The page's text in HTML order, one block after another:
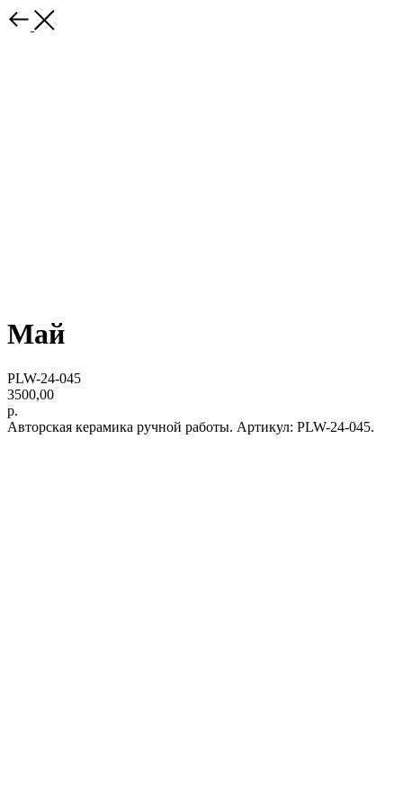
Май
PLW-24-045
3500,00
р.
Авторская керамика ручной работы. Артикул: PLW-24-045.